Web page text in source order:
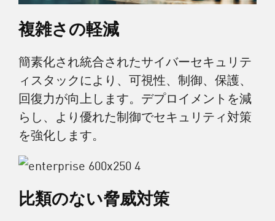
複雑さの軽減
簡素化され統合されたサイバーセキュリテ
ィスタックにより、可視性、制御、保護、
回復力が向上します。デプロイメントを減
らし、より優れた制御でセキュリティ対策
を強化します。
比類のない脅威対策